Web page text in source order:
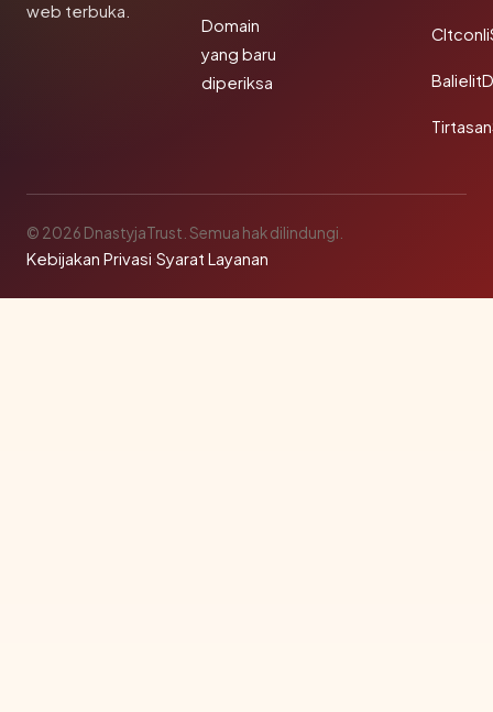
web terbuka.
Domain
yang baru
diperiksa
© 2026 DnastyjaTrust. Semua hak dilindungi.
Kebijakan Privasi·Syarat Layanan